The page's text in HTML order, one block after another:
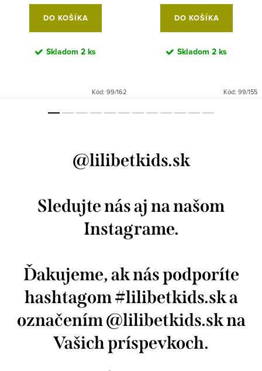
DO KOŠÍKA
Skladom 2 ks
Kód: 99/162
DO KOŠÍKA
Skladom 2 ks
Kód: 99/155
@lilibetkids.sk
Sledujte nás aj na našom
Instagrame.
Ďakujeme, ak nás podporíte
hashtagom #lilibetkids.sk a
označením @lilibetkids.sk na
Vašich príspevkoch.